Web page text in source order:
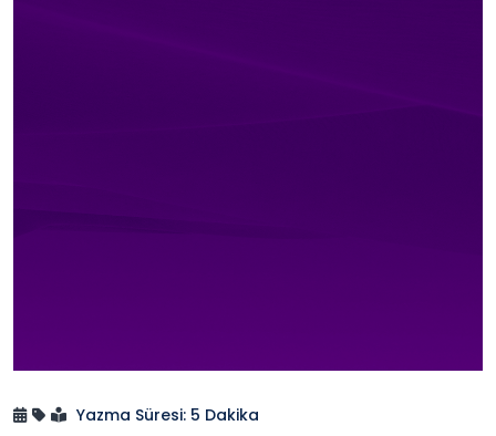
Yazma Süresi: 5 Dakika